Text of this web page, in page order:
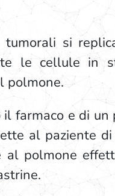
si
le cellule in
polmone.
farmaco e di un
al paziente
al polmone